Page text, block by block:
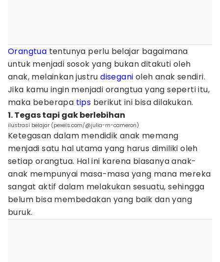
Orangtua tentunya perlu belajar bagaimana
untuk menjadi sosok yang bukan ditakuti oleh
anak, melainkan justrudisegani oleh anak sendiri.
Jika kamu ingin menjadi orangtua yang seperti itu,
maka beberapa tips berikut ini bisa dilakukan.
1. Tegas tapi gak berlebihan
ilustrasi belajar (pexels.com/@julia-m-cameron)
Ketegasan dalam mendidik anak memang
menjadi satu hal utama yang harus dimiliki oleh
setiap orangtua. Hal ini karena biasanya anak-
anak mempunyai masa-masa yang mana mereka
sangat aktif dalam melakukan sesuatu, sehingga
belum bisa membedakan yang baik dan yang
buruk.